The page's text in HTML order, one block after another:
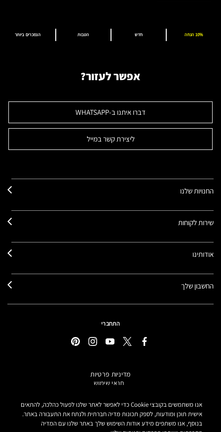
הנמכרים ביותר הטבות חדש 10% הנחה
אפשר לעזור?
דברו איתנו ב-WHATSAPP
ליצירת קשר במייל
החנויות שלנו
שירות לקוחות
אודותינו
החשבון שלך
התחברי
מדיניות פרטיות
תנאי שימוש
מידע על מוצרים מזוייפים
הצהרת נגישות
הגדרות קובצי COOKIE
אנו משתמשים בקובצי Cookie כדי לאפשר לאתר שלנו לפעול כהלכה, להתאים
אישית תוכן ומודעות, לספק תכונות מדיה חברתית ולנתח את התעבורה באתר.
בנוסף, אנו משתפים מידע אודות השימוש שלך באתר שלנו עם המדיה